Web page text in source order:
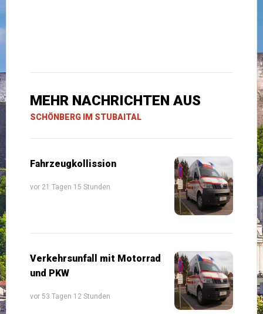
MEHR NACHRICHTEN AUS
SCHÖNBERG IM STUBAITAL
Fahrzeugkollission
vor 21 Tagen 15 Stunden
Verkehrsunfall mit Motorrad
und PKW
vor 53 Tagen 12 Stunden